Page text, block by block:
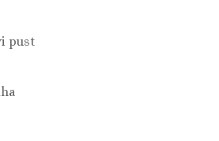
pust